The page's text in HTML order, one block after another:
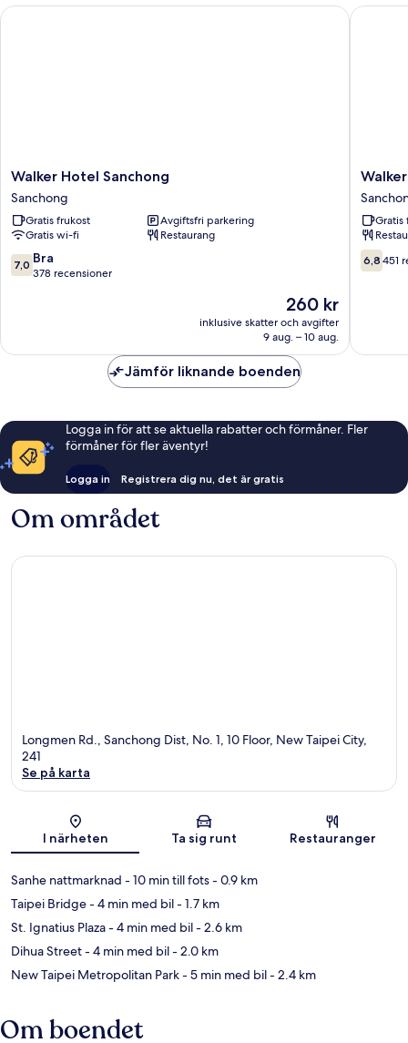
Walker
Hotel
Sanchong
Sanchong
Walker Hotel Sanchong
Sanchong
Gratis frukost
Avgiftsfri parkering
Gratis wi-fi
Restaurang
7.0
av
7,0 Bra
378 recensioner
Priset
är
260 kr
260 kr
inklusive skatter och avgifter
9 aug. – 10 aug.
Walker Hotel Sanchong
Walker
Hotel
-
Zhengyi
Gratis
6.8
av
6,8 451
Walker
Jämför liknande boenden
Logga in för att se aktuella rabatter och förmåner. Fler
förmåner för fler äventyr!
Logga in Registrera dig nu, det är gratis
Om området
Longmen Rd., Sanchong Dist, No. 1, 10 Floor, New Taipei City,
241
Se på karta
I närheten Ta sig runt Restauranger
Sanhe nattmarknad - 10 min till fots- 0.9 km
Taipei Bridge- 4 min med bil- 1.7 km
St. Ignatius Plaza- 4 min med bil- 2.6 km
Dihua Street- 4 min med bil- 2.0 km
New Taipei Metropolitan Park- 5 min med bil- 2.4 km
Om boendet